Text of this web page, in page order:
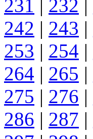
231 | 232 |
242 | 243 |
253 | 254 |
264 | 265 |
275 | 276 |
286 | 287 |